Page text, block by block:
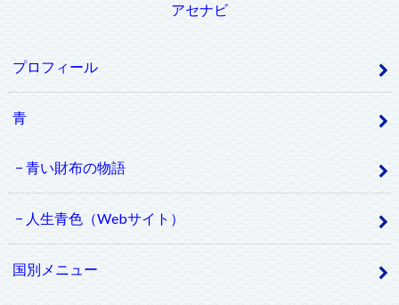
アセナビ
プロフィール
青
青い財布の物語
人生青色（Webサイト）
国別メニュー